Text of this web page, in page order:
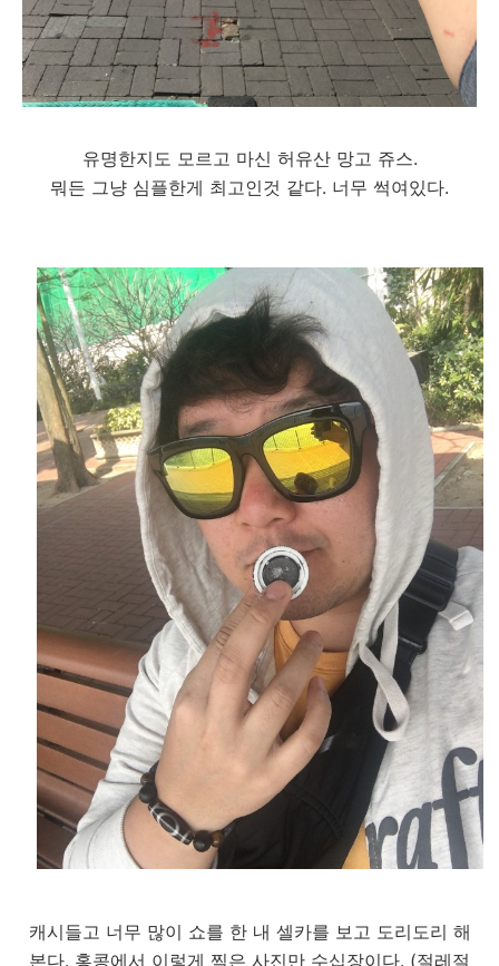
유명한지도 모르고 마신 허유산 망고 쥬스.
뭐든 그냥 심플한게 최고인것 같다. 너무 썩여있다.
캐시들고 너무 많이 쇼를 한 내 셀카를 보고 도리도리 해
본다. 홍콩에서 이렇게 찍은 사진만 수십장이다. (절레절